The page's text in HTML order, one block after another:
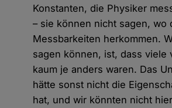
Konstanten, die Physiker
– sie können nicht sagen, wo
Messbarkeiten herkommen.
sagen können, ist, dass viele
kaum je anders waren. Das
hätte sonst nicht die
hat, und wir könnten nicht